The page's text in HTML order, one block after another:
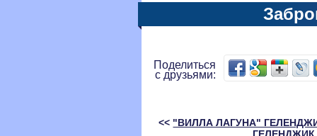
Поделиться
с друзьями:
<< "ВИЛЛА ЛАГУНА"